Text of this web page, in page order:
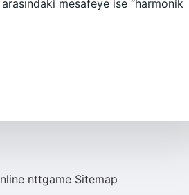
mesafeye ise “harmonik
nttgame Sitemap